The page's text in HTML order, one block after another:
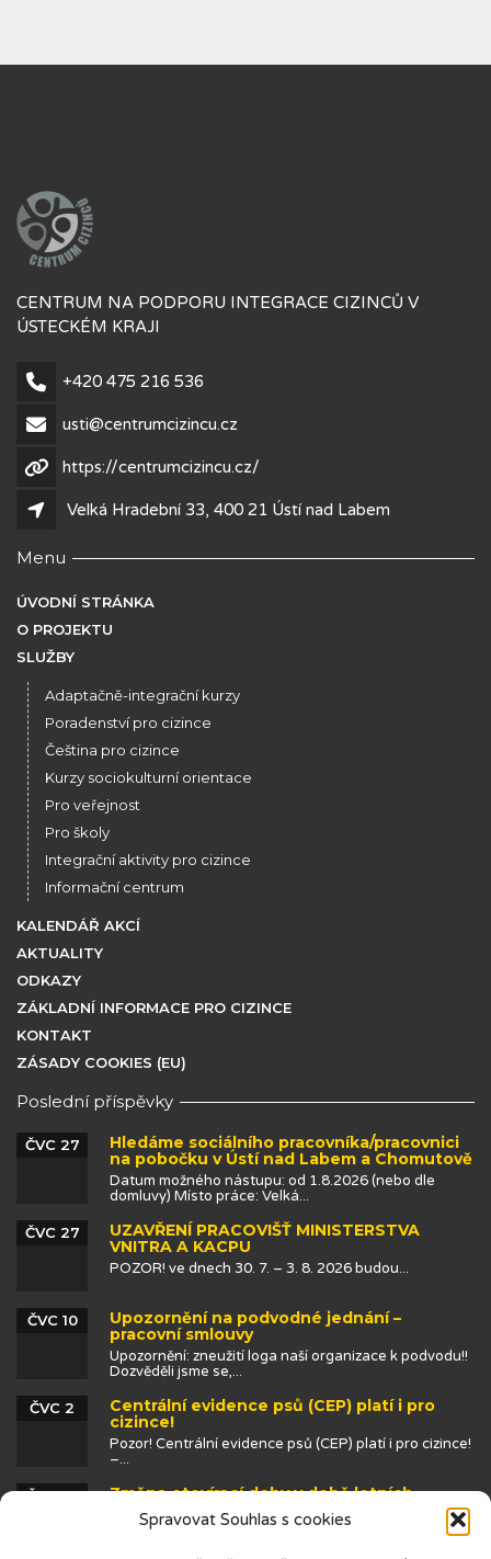
Spravovat Souhlas s cookies
CENTRUM NA PODPORU INTEGRACE CIZINCŮ V
ÚSTECKÉM KRAJI
+420 475 216 536
usti@centrumcizincu.cz
https://centrumcizincu.cz/
Velká Hradební 33, 400 21 Ústí nad Labem
Menu
ÚVODNÍ STRÁNKA
O PROJEKTU
SLUŽBY
Adaptačně-integrační kurzy
Poradenství pro cizince
Čeština pro cizince
Kurzy sociokulturní orientace
Pro veřejnost
Pro školy
Integrační aktivity pro cizince
Informační centrum
KALENDÁŘ AKCÍ
AKTUALITY
ODKAZY
ZÁKLADNÍ INFORMACE PRO CIZINCE
KONTAKT
ZÁSADY COOKIES (EU)
Poslední příspěvky
Hledáme sociálního pracovníka/pracovnici
na pobočku v Ústí nad Labem a Chomutově
ČVC 27
Datum možného nástupu: od 1.8.2026 (nebo dle
domluvy) Místo práce: Velká...
UZAVŘENÍ PRACOVIŠŤ MINISTERSTVA
VNITRA A KACPU
ČVC 27
POZOR! ve dnech 30. 7. – 3. 8. 2026 budou...
Upozornění na podvodné jednání –
pracovní smlouvy
ČVC 10
Upozornění: zneužití loga naší organizace k podvodu!!
Dozvěděli jsme se,...
Centrální evidence psů (CEP) platí i pro
cizince!
ČVC 2
Pozor! Centrální evidence psů (CEP) platí i pro cizince!
–...
Změna otevírací doby v době letních
prázdnin
ČVN 25